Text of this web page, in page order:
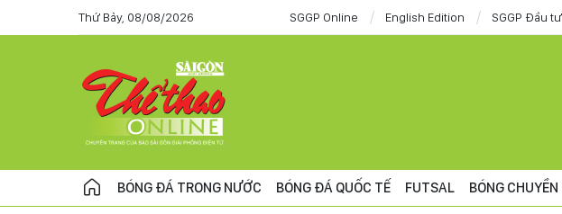
Thứ Bảy, 08/08/2026 SGGP Online English Edition SGGP Đầu
BÓNG ĐÁ TRONG NƯỚC BÓNG ĐÁ QUỐC TẾ FUTSAL BÓNG CHUYỀN